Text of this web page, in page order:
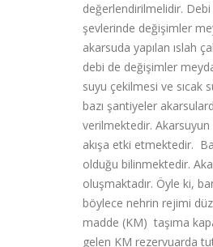
değerlendirilmelidir. Debi
şevlerinde değişimler
akarsuda yapılan ıslah
debi de değişimler
suyu çekilmesi ve sıcak
bazı şantiyeler
verilmektedir. Akarsuyun
akışa etki etmektedir.
olduğu bilinmektedir.
oluşmaktadır. Öyle ki,
böylece nehrin rejimi
madde (KM) taşıma
gelen KM rezervuarda